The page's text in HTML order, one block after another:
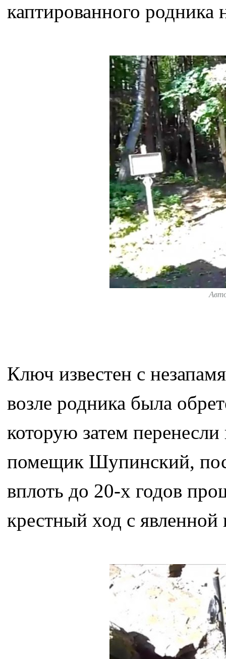
каптированного родника
Ключ известен с
возле родника была
которую затем
помещик Шупинский,
вплоть до 20-х годов
крестный ход с явленной